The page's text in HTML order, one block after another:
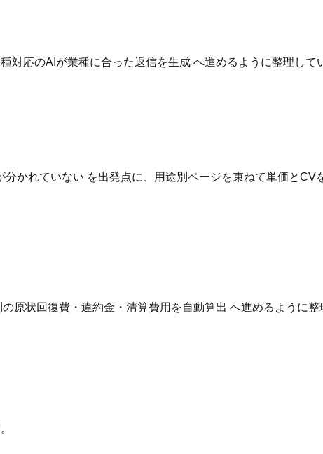
対応のAIが業種に合った返信を生成 へ進めるように整理して
かれていない を出発点に、用途別ページを束ねて単価とCV
原状回復費・違約金・清算費用を自動算出 へ進めるように整